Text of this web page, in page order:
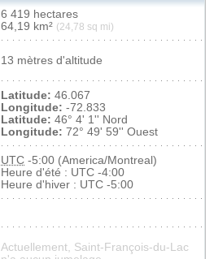
6 419 hectares
64,19 km² (24,78 sq mi)
13 mètres d'altitude
Latitude: 46.067
Longitude: -72.833
Latitude: 46° 4' 1'' Nord
Longitude: 72° 49' 59'' Ouest
UTC -5:00 (America/Montreal)
Heure d'été : UTC -4:00
Heure d'hiver : UTC -5:00
Actuellement, Saint-François-du-Lac